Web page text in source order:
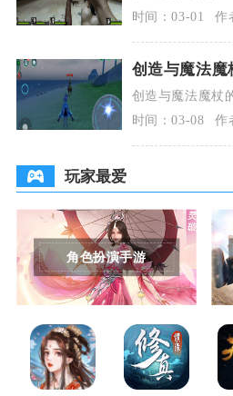
屋出发，经一楼
卷帘门，沿停
时间：03-01 作
创造与魔法魔
创造与魔法魔杖
在右侧绘图界面
放魔法，熟练掌
时间：03-08 作
玩家最爱
角色扮演手游